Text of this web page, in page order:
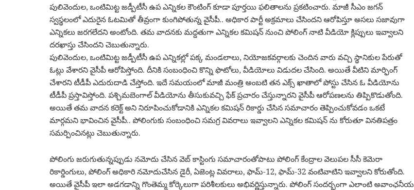
పులివెందుల, ఒంటిమిట్ట జడ్పీటీసీ ఉప ఎన్నికల కౌంటింగ్ కూడా పూర్తయి ఫలితాలను ప్రకటించారు. మాజీ సీఎం జగన్
స్వస్థలంలో ఎదురైన ఓటమితో తీవ్రంగా కుంగిపోతున్న వైసీపీ.. అధికార పార్టీ అక్రమాలు చేసిందని ఆరోపిస్తూ అసలు సజావుగా
ఎన్నికలు జరగలేదని అంటోంది. తమ వాదనకు మద్దతుగా ఎన్నికల కమిషన్ నుంచి పోలింగ్ నాటి వీడియో క్లిప్పులు ఇవ్వాలని
దరఖాస్తు చేసిందని చెబుతున్నారు.
పులివెందుల, ఒంటిమిట్ట జడ్పీటీసీ ఉప ఎన్నికల్లో పక్క మండలాలు, నియోజకవర్గాలకు చెందిన వారు వచ్చి స్థానికుల పేరుతో
ఓట్లు వేశారని వైసీపీ ఆరోపిస్తోంది. దీనికి సంబంధించి కొన్ని ఫొటోలు, వీడియోలు విడుదల చేసింది. అయితే వీటిని మార్ఫింగ్
చేశారని టీడీపీ ఎదురుదాడి చేస్తోంది. ఇదే సమయంలో మాజీ మంత్రి అంబటి తన ఎక్స్ ఖాతాలో పోస్టు చేసిన ఓ వీడియోను
టీడీపీ ప్రస్తావిస్తోంది. పశ్చిమబెంగాల్ వీడియోను తీసుకువచ్చి ఫేక్ ప్రచారం చేస్తున్నారని వైసీపీ ఆరోపణలను తిప్పికొడుతోంది.
అయితే తమ వాదన కరెక్ట్ అని నిరూపించుకోడానికి ఎన్నికల కమిషన్ రికార్డు చేసిన సమాచారం తెప్పించుకోవడం ఒకటే
మార్గమని భావించిన వైసీపీ.. పోలింగుకు సంబంధించి సమగ్ర వివరాలు ఇవ్వాలని ఎన్నికల కమిషన్ ను కోరుతూ వినతిపత్రం
సమర్పించినట్లు చెబుతున్నారు.
పోలింగు జరుగుతున్నప్పుడు నమోదు చేసిన వెబ్ కాస్టింగు సమాచారంతోపాటు పోలింగ్ కేంద్రాల వెలుపల సీసీ కెమెరా
రికార్డింగులు, పోలింగ్ అధికారి నమోదుచేసిన డైరీ, ఏజెంట్ల వివరాలు, ఫామ్-12, ఫామ్-32 వంటివాటిని ఇవ్వాలని కోరుతోంది.
అయితే వైసీపీ ఇలా అడగడాన్ని గొంతెమ్మ కోర్కెలుగా పరిశీలకులు అభివర్ణిస్తున్నారు. పోలింగ్ సందర్భంగా ఎలాంటి అవాంఛనీయ